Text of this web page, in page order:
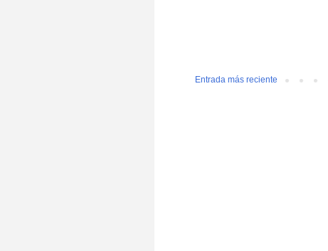
Entrada más reciente